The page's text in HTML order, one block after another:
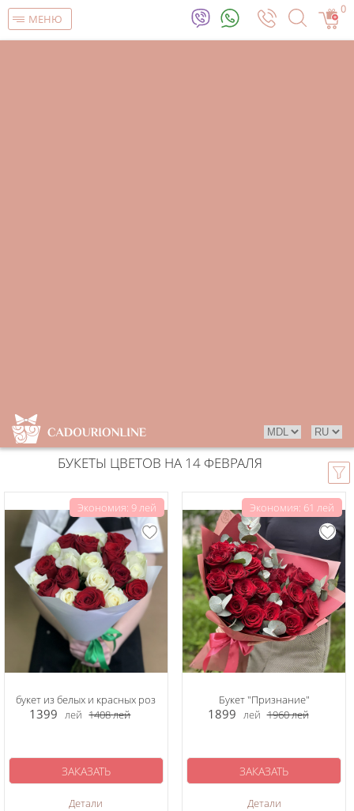
МЕНЮ
0
БУКЕТЫ ЦВЕТОВ НА 14 ФЕВРАЛЯ
Экономия: 9 лей
букет из белых и красных роз
1399 лей 1408лей
Детали
ЗАКАЗАТЬ
Экономия: 61 лей
Букет "Признание"
1899 лей 1960лей
Детали
ЗАКАЗАТЬ